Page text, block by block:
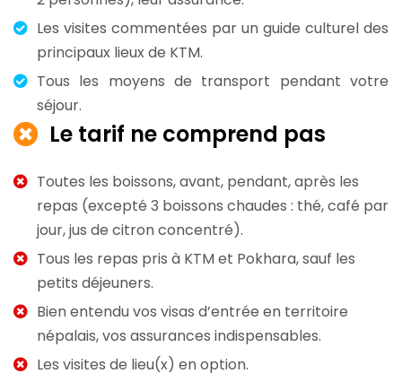
Les visites commentées par un guide culturel des
principaux lieux de KTM.
Tous les moyens de transport pendant votre
séjour.
Le tarif ne comprend pas
Toutes les boissons, avant, pendant, après les
repas (excepté 3 boissons chaudes : thé, café par
jour, jus de citron concentré).
Tous les repas pris à KTM et Pokhara, sauf les
petits déjeuners.
Bien entendu vos visas d’entrée en territoire
népalais, vos assurances indispensables.
Les visites de lieu(x) en option.